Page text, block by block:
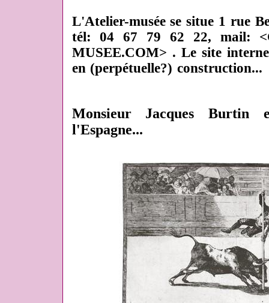
L'Atelier-musée se situe 1 rue
tél: 04 67 79 62 22, mail:
MUSEE.COM> . Le site
en (perpétuelle?) construction...
Monsieur Jacques Burtin
l'Espagne...